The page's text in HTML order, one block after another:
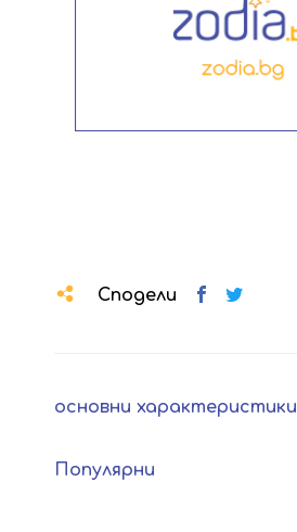
Сподели
основни характеристики
Популярни